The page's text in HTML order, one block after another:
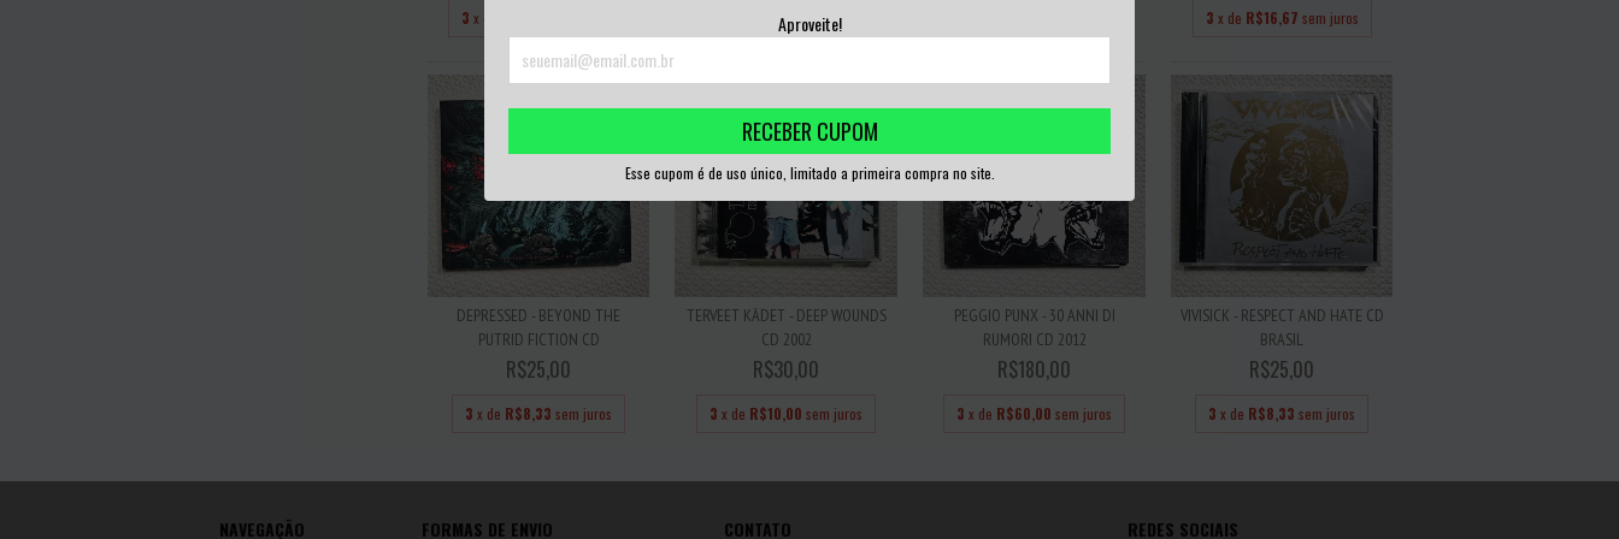
Aproveite!
RECEBER CUPOM
Esse cupom é de uso único, limitado a primeira compra no site.
3 x de 3 x de R$16,67 sem juros
DEPRESSED - BEYOND THE
PUTRID FICTION CD
R$25,00
3 x de R$8,33 sem juros
TERVEET KÄDET - DEEP WOUNDS
CD 2002
R$30,00
3 x de R$10,00 sem juros
PEGGIO PUNX - 30 ANNI DI
RUMORI CD 2012
R$180,00
3 x de R$60,00 sem juros
VIVISICK - RESPECT AND HATE CD
BRASIL
R$25,00
3 x de R$8,33 sem juros
NAVEGAÇÃO FORMAS DE ENVIO CONTATO REDES SOCIAIS